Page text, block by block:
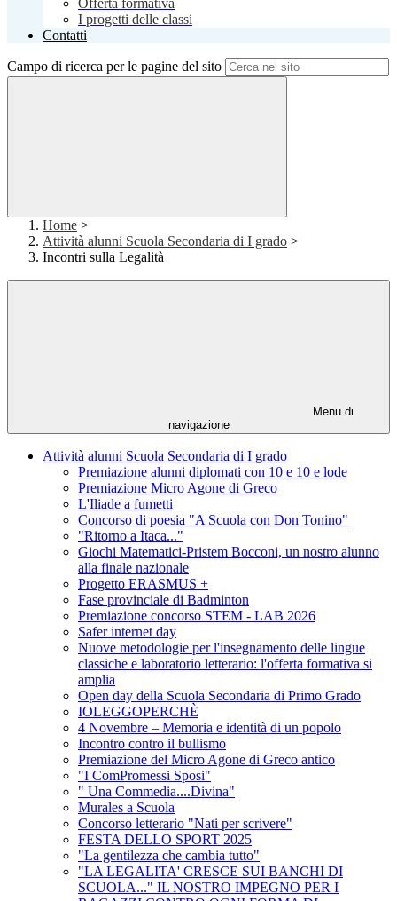
Offerta formativa
I progetti delle classi
Contatti
Campo di ricerca per le pagine del sito
Home >
Attività alunni Scuola Secondaria di I grado >
Incontri sulla Legalità
Menu di
navigazione
Attività alunni Scuola Secondaria di I grado
Premiazione alunni diplomati con 10 e 10 e lode
Premiazione Micro Agone di Greco
L'Iliade a fumetti
Concorso di poesia "A Scuola con Don Tonino"
"Ritorno a Itaca..."
Giochi Matematici-Pristem Bocconi, un nostro alunno
alla finale nazionale
Progetto ERASMUS +
Fase provinciale di Badminton
Premiazione concorso STEM - LAB 2026
Safer internet day
Nuove metodologie per l'insegnamento delle lingue
classiche e laboratorio letterario: l'offerta formativa si
amplia
Open day della Scuola Secondaria di Primo Grado
IOLEGGOPERCHÈ
4 Novembre – Memoria e identità di un popolo
Incontro contro il bullismo
Premiazione del Micro Agone di Greco antico
"I ComPromessi Sposi"
" Una Commedia....Divina"
Murales a Scuola
Concorso letterario "Nati per scrivere"
FESTA DELLO SPORT 2025
"La gentilezza che cambia tutto"
"LA LEGALITA' CRESCE SUI BANCHI DI
SCUOLA..." IL NOSTRO IMPEGNO PER I